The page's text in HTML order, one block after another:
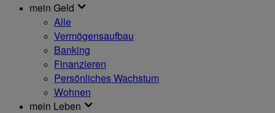
mein Geld
Alle
Vermögensaufbau
Banking
Finanzieren
Persönliches Wachstum
Wohnen
mein Leben